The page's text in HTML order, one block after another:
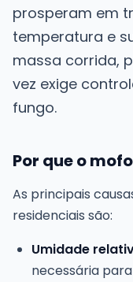
prosperam em
temperatura e
massa corrida,
vez exige
fungo.
Por que o
As principais
residenciais são:
Umidade
necessária